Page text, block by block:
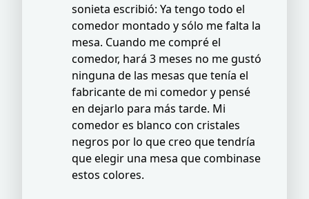
sonieta escribió: Ya tengo todo el
comedor montado y sólo me falta la
mesa. Cuando me compré el
comedor, hará 3 meses no me gustó
ninguna de las mesas que tenía el
fabricante de mi comedor y pensé
en dejarlo para más tarde. Mi
comedor es blanco con cristales
negros por lo que creo que tendría
que elegir una mesa que combinase
estos colores.